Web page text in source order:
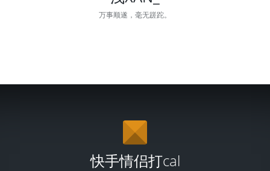
万事顺遂，毫无蹉跎。
快手情侣打cal